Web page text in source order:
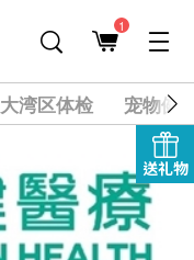
1
大湾区体检 宠物健
送礼物